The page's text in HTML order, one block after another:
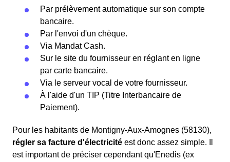
Par prélèvement automatique sur son compte
bancaire.
Par l'envoi d'un chèque.
Via Mandat Cash.
Sur le site du fournisseur en réglant en ligne
par carte bancaire.
Via le serveur vocal de votre fournisseur.
À l'aide d'un TIP (Titre Interbancaire de
Paiement).
Pour les habitants de Montigny-Aux-Amognes (58130),
régler sa facture d'électricité est donc assez simple. Il
est important de préciser cependant qu'Enedis (ex